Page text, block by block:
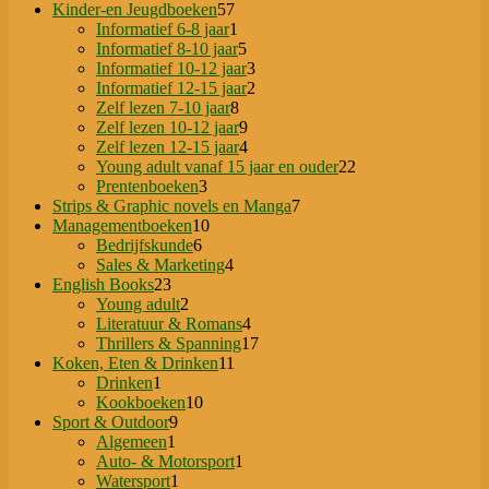
Kinder-en Jeugdboeken5757
producten
Informatief 6-8 jaar1
product
Informatief 8-10 jaar55
producten
Informatief 10-12 jaar33
Informatief 12-15 jaar2
Zelf lezen 7-10 jaar88
producten
Zelf lezen 10-12 jaar99
producten
Zelf lezen 12-15 jaar44
producten
Young adult vanaf 15 jaar en ouder22
Prentenboeken33
producten
Strips & Graphic novels en Manga77
Managementboeken1010
Bedrijfskunde66
producten
Sales & Marketing44
English Books2323
producten
Young adult2
producten
Literatuur & Romans44
producten
Thrillers & Spanning1717
Koken, Eten & Drinken11
Drinken1
product
Kookboeken1010
Sport & Outdoor99
Algemeen1
product
Auto- & Motorsport1
Watersport1